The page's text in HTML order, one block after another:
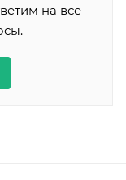
на все